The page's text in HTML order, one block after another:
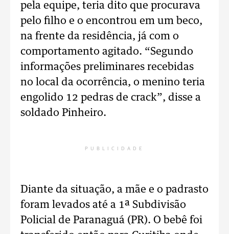
pela equipe, teria dito que procurava
pelo filho e o encontrou em um beco,
na frente da residência, já com o
comportamento agitado. “Segundo
informações preliminares recebidas
no local da ocorrência, o menino teria
engolido 12 pedras de crack”, disse a
soldado Pinheiro.
PUBLICIDADE
Diante da situação, a mãe e o padrasto
foram levados até a 1ª Subdivisão
Policial de Paranaguá (PR). O bebê foi